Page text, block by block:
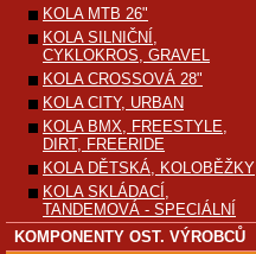
KOLA MTB 26"
KOLA SILNIČNÍ,
CYKLOKROS, GRAVEL
KOLA CROSSOVÁ 28"
KOLA CITY, URBAN
KOLA BMX, FREESTYLE,
DIRT, FREERIDE
KOLA DĚTSKÁ, KOLOBĚŽKY
KOLA SKLÁDACÍ,
TANDEMOVÁ - SPECIÁLNÍ
KOMPONENTY OST. VÝROBCŮ